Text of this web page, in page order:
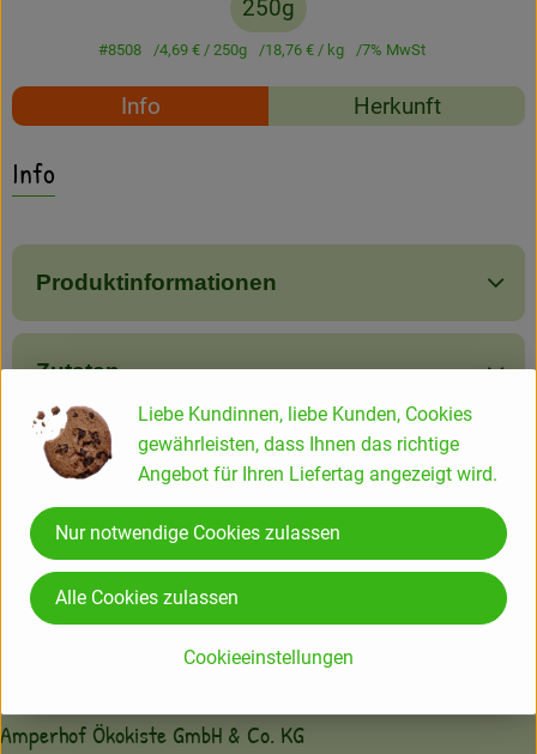
Entdecken
250g
#8508 4,69 €/ 250g 18,76 €/ kg 7% MwSt
Rezepte
Info Herkunft
Info
Produktinformationen
Zutaten
Produktdatenblatt
Herkunft
Amperhof Ökokiste GmbH & Co. KG
Liebe Kundinnen, liebe Kunden, Cookies
gewährleisten, dass Ihnen das richtige
Angebot für Ihren Liefertag angezeigt wird.
Cookieeinstellungen
Nur notwendige Cookies zulassen
Alle Cookies zulassen